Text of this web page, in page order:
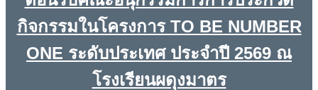
กิจกรรมในโครงการ TO BE NUMBER
ONE ระดับประเทศ ประจำปี 2569 ณ
โรงเรียนผดุงมาตร